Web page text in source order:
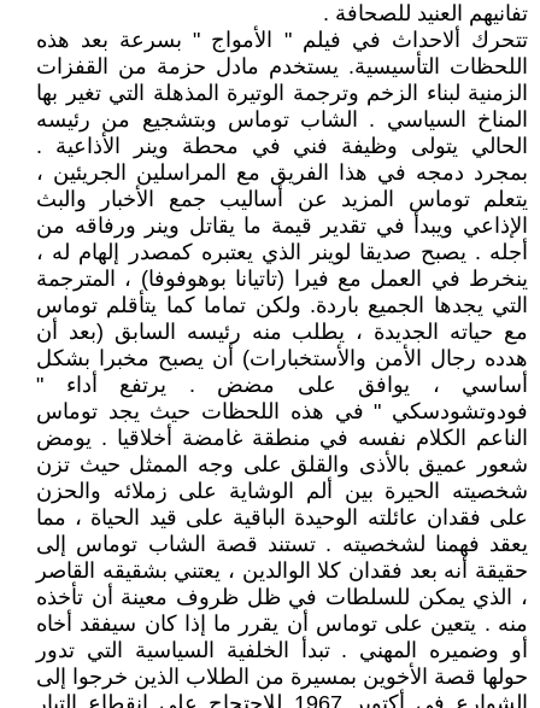
تفانيهم العنيد للصحافة .
‏تتحرك ألاحداث في فيلم " ‏‏الأمواج "‏‏ بسرعة بعد هذه
اللحظات التأسيسية. يستخدم مادل حزمة من القفزات
الزمنية لبناء الزخم وترجمة الوتيرة المذهلة التي تغير بها
المناخ السياسي . الشاب توماس وبتشجيع من رئيسه
الحالي يتولى وظيفة فني في محطة وينر الأذاعية .
بمجرد دمجه في هذا الفريق مع المراسلين الجريئين ،
يتعلم توماس المزيد عن أساليب جمع الأخبار والبث
الإذاعي ويبدأ في تقدير قيمة ما يقاتل وينر ورفاقه من
أجله . يصبح صديقا لوينر الذي يعتبره كمصدر إلهام له ،
ينخرط في العمل مع فيرا (تاتيانا بوهوفوفا) ، المترجمة
التي يجدها الجميع باردة. ‏ولكن تماما كما يتأقلم توماس
مع حياته الجديدة ، يطلب منه رئيسه السابق (بعد أن
هدده رجال الأمن والأستخبارات) أن يصبح مخبرا بشكل
أساسي ، يوافق على مضض . يرتفع أداء "
فودوتشودسكي " في هذه اللحظات حيث يجد توماس
الناعم الكلام نفسه في منطقة غامضة أخلاقيا . يومض
شعور عميق بالأذى والقلق على وجه الممثل حيث تزن
شخصيته الحيرة بين ألم الوشاية على زملائه والحزن
على فقدان عائلته الوحيدة الباقية على قيد الحياة ، مما
يعقد فهمنا لشخصيته . تستند قصة الشاب توماس إلى
حقيقة أنه بعد فقدان كلا الوالدين ، يعتني بشقيقه القاصر
، الذي يمكن للسلطات في ظل ظروف معينة أن تأخذه
منه . يتعين على توماس أن يقرر ما إذا كان سيفقد أخاه
أو وضميره المهني . تبدأ الخلفية السياسية التي تدور
حولها قصة الأخوين بمسيرة من الطلاب الذين خرجوا إلى